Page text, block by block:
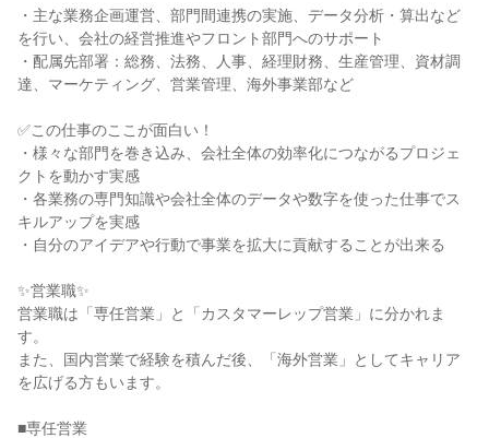
・主な業務企画運営、部門間連携の実施、データ分析・算出など
を行い、会社の経営推進やフロント部門へのサポート
・配属先部署：総務、法務、人事、経理財務、生産管理、資材調
達、マーケティング、営業管理、海外事業部など
✅この仕事のここが面白い！
・様々な部門を巻き込み、会社全体の効率化につながるプロジェ
クトを動かす実感
・各業務の専門知識や会社全体のデータや数字を使った仕事でス
キルアップを実感
・自分のアイデアや行動で事業を拡大に貢献することが出来る
✨営業職✨
営業職は「専任営業」と「カスタマーレップ営業」に分かれま
す。
また、国内営業で経験を積んだ後、「海外営業」としてキャリア
を広げる方もいます。
■専任営業